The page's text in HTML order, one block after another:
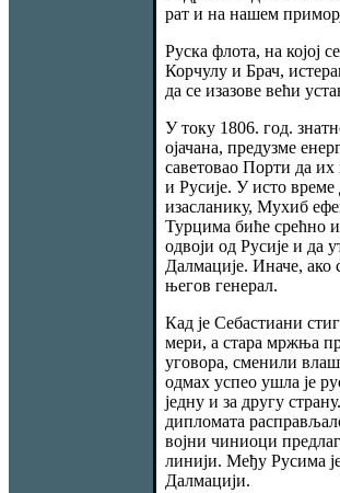
рат и на нашем
Руска флота, на којој
Корчулу и Брач,
да се изазове већи
У току 1806. год.
ојачана, предузме
саветовао Порти да
и Русије. У исто
изасланику, Мухиб
Турцима биће срећно
одвоји од Русије и да
Далмације. Иначе, ако
његов генерал.
Кад је Себастиани
мери, а стара мржња
уговора, сменили
одмах успео ушла је
једну и за другу
дипломата
војни чиниоци
линији. Међу Русима
Далмацији.